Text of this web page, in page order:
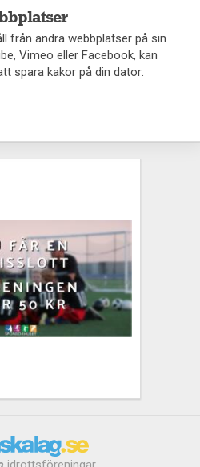
från andra webbplatser på sin
Vimeo eller Facebook, kan
spara kakor på din dator.